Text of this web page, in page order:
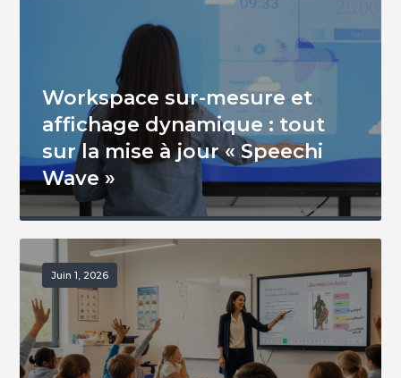
Workspace sur-mesure et
affichage dynamique : tout
sur la mise à jour « Speechi
Wave »
Juin 1, 2026